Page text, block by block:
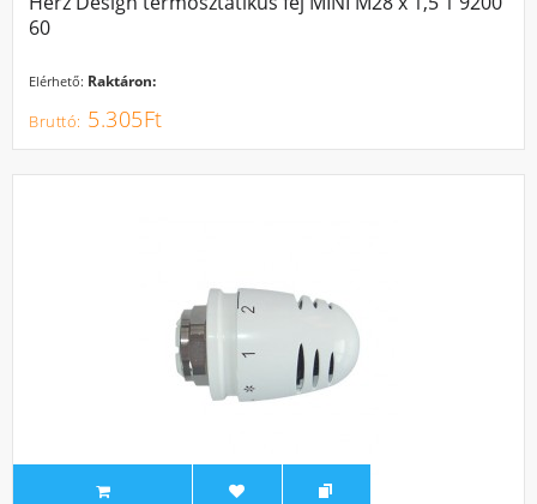
60
Elérhető: Raktáron:
5.305Ft